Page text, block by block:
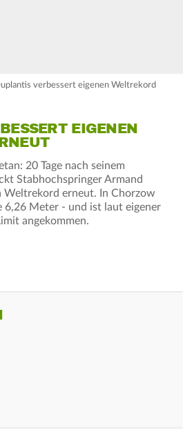
verbessert eigenen Weltrekord
EIGENEN
20 Tage nach seinem
Stabhochspringer Armand
Weltrekord erneut. In Chorzow
6,26 Meter - und ist laut eigener
angekommen.